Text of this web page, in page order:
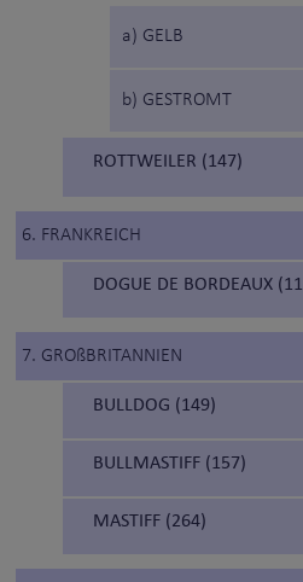
a) GELB
b) GESTROMT
ROTTWEILER (147)
6. FRANKREICH
DOGUE DE BORDEAUX
7. GROßBRITANNIEN
BULLDOG (149)
BULLMASTIFF (157)
MASTIFF (264)